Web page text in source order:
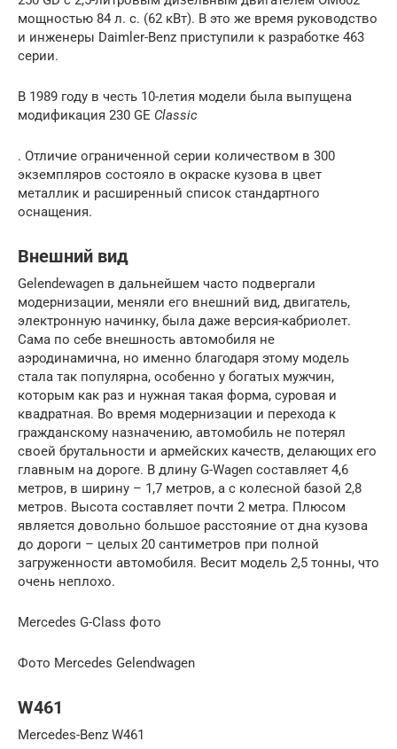
мощностью 84 л. с. (62 кВт). В это же время руководство
и инженеры Daimler-Benz приступили к разработке 463
серии.
В 1989 году в честь 10-летия модели была выпущена
модификация 230 GE Classic
. Отличие ограниченной серии количеством в 300
экземпляров состояло в окраске кузова в цвет
металлик и расширенный список стандартного
оснащения.
Внешний вид
Gelendewagen в дальнейшем часто подвергали
модернизации, меняли его внешний вид, двигатель,
электронную начинку, была даже версия-кабриолет.
Сама по себе внешность автомобиля не
аэродинамична, но именно благодаря этому модель
стала так популярна, особенно у богатых мужчин,
которым как раз и нужная такая форма, суровая и
квадратная. Во время модернизации и перехода к
гражданскому назначению, автомобиль не потерял
своей брутальности и армейских качеств, делающих его
главным на дороге. В длину G-Wagen составляет 4,6
метров, в ширину – 1,7 метров, а с колесной базой 2,8
метров. Высота составляет почти 2 метра. Плюсом
является довольно большое расстояние от дна кузова
до дороги – целых 20 сантиметров при полной
загруженности автомобиля. Весит модель 2,5 тонны, что
очень неплохо.
Mercedes G-Class фото
Фото Mercedes Gelendwagen
W461
Mercedes-Benz W461